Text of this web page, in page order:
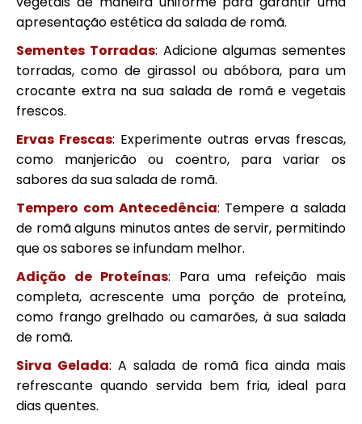
apresentação estética da salada de romã.
Sementes Torradas: Adicione algumas sementes
torradas, como de girassol ou abóbora, para um
crocante extra na sua salada de romã e vegetais
frescos.
Ervas Frescas: Experimente outras ervas frescas,
como manjericão ou coentro, para variar os
sabores da sua salada de romã.
Tempero com Antecedência: Tempere a salada
de romã alguns minutos antes de servir, permitindo
que os sabores se infundam melhor.
Adição de Proteínas: Para uma refeição mais
completa, acrescente uma porção de proteína,
como frango grelhado ou camarões, à sua salada
de romã.
Sirva Gelada: A salada de romã fica ainda mais
refrescante quando servida bem fria, ideal para
dias quentes.